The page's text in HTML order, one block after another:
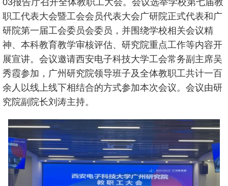
03报告厅召开全体教职工大会。会议选举学校第七届教
职工代表大会暨工会会员代表大会广研院正式代表和广
研院第一届工会委员会委员，并围绕学校相关会议精
神、本科教育教学审核评估、研究院重点工作等内容开
展宣讲。会议邀请西安电子科技大学工会常务副主席吴
秀霞参加，广州研究院领导班子及全体教职工共计一百
余人以线上线下相结合的方式参加本次会议。会议由研
究院副院长刘涛主持。